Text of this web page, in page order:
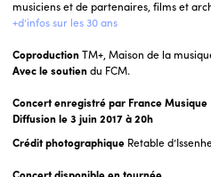
musiciens et de partenaires, films et
+d’infos sur les 30 ans
Coproduction TM+, Maison de la
Avec le soutien du FCM.
Concert enregistré par France Musique
Diffusion le 3 juin 2017 à 20h
Crédit photographique Retable